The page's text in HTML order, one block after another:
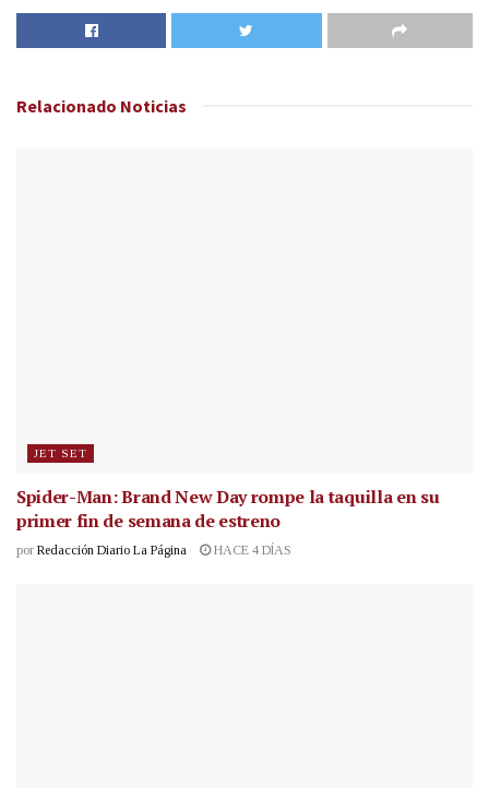
Relacionado Noticias
JET SET
Spider-Man: Brand New Day rompe la taquilla en su
primer fin de semana de estreno
por Redacción Diario La Página HACE 4 DÍAS